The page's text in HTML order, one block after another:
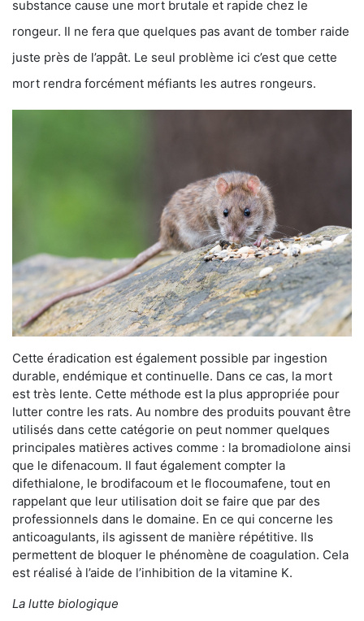
substance cause une mort brutale et rapide chez le
rongeur. Il ne fera que quelques pas avant de tomber raide
juste près de l’appât. Le seul problème ici c’est que cette
mort rendra forcément méfiants les autres rongeurs.
Cette éradication est également possible par ingestion
durable, endémique et continuelle. Dans ce cas, la mort
est très lente. Cette méthode est la plus appropriée pour
lutter contre les rats. Au nombre des produits pouvant être
utilisés dans cette catégorie on peut nommer quelques
principales matières actives comme : la bromadiolone ainsi
que le difenacoum. Il faut également compter la
difethialone, le brodifacoum et le flocoumafene, tout en
rappelant que leur utilisation doit se faire que par des
professionnels dans le domaine. En ce qui concerne les
anticoagulants, ils agissent de manière répétitive. Ils
permettent de bloquer le phénomène de coagulation. Cela
est réalisé à l’aide de l’inhibition de la vitamine K.
La lutte biologique